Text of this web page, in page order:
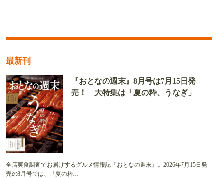
最新刊
『おとなの週末』8月号は7月15日発
売！ 大特集は「夏の粋、うなぎ」
全店実食調査でお届けするグルメ情報誌『おとなの週末』。2026年7月15日発
売の8月号では、「夏の粋…